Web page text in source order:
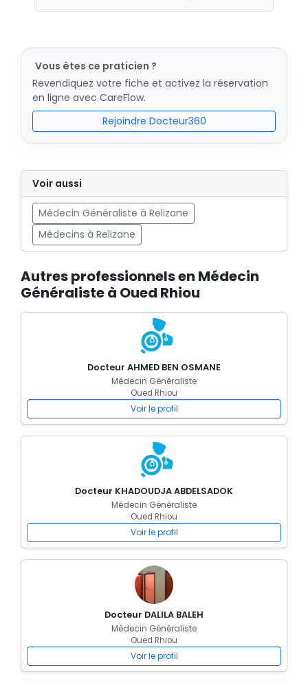
Vous êtes ce praticien ?
Revendiquez votre fiche et activez la réservation
en ligne avec CareFlow.
Rejoindre Docteur360
Voir aussi
Médecin Généraliste à Relizane
Médecins à Relizane
Autres professionnels en Médecin
Généraliste à Oued Rhiou
Docteur AHMED BEN OSMANE
Médecin Généraliste
Oued Rhiou
Voir le profil
Docteur KHADOUDJA ABDELSADOK
Médecin Généraliste
Oued Rhiou
Voir le profil
Docteur DALILA BALEH
Médecin Généraliste
Oued Rhiou
Voir le profil